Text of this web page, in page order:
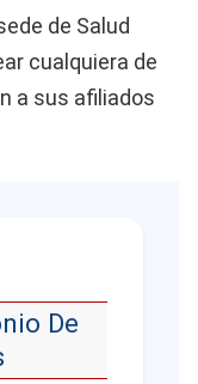
de Salud
cualquiera de
a sus afiliados
De